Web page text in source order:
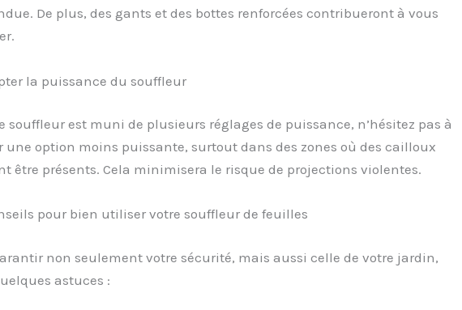
De plus, des gants et des bottes renforcées contribueront à vous
la puissance du souffleur
souffleur est muni de plusieurs réglages de puissance, n’hésitez pas à
une option moins puissante, surtout dans des zones où des cailloux
être présents. Cela minimisera le risque de projections violentes.
pour bien utiliser votre souffleur de feuilles
non seulement votre sécurité, mais aussi celle de votre jardin,
astuces :